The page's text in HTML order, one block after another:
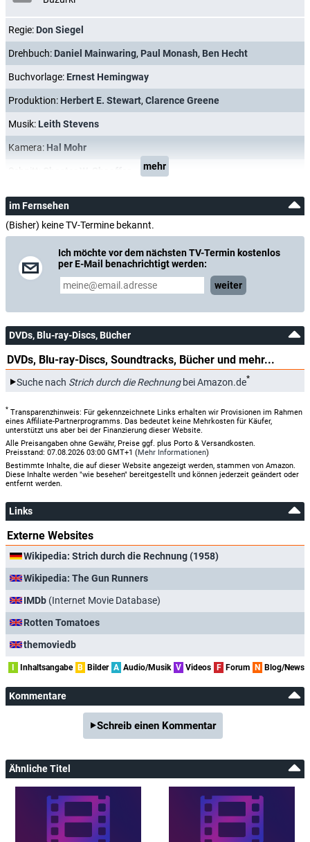
Regie: Don Siegel
Drehbuch: Daniel Mainwaring, Paul Monash, Ben Hecht
Buchvorlage: Ernest Hemingway
Produktion: Herbert E. Stewart, Clarence Greene
Musik: Leith Stevens
Kamera: Hal Mohr
mehr
im Fernsehen
(Bisher) keine TV-Termine bekannt.
Ich möchte vor dem nächsten TV-Termin kostenlos
per E-Mail benachrichtigt werden:
weiter
DVDs, Blu-ray-Discs, Bücher
DVDs, Blu-ray-Discs, Soundtracks, Bücher und mehr...
Suche nach Strich durch die Rechnungbei Amazon.de*
* Transparenzhinweis: Für gekennzeichnete Links erhalten wir Provisionen im Rahmen
eines Affiliate-Partnerprogramms. Das bedeutet keine Mehrkosten für Käufer,
unterstützt uns aber bei der Finanzierung dieser Website.
Alle Preisangaben ohne Gewähr, Preise ggf. plus Porto & Versandkosten.
Preisstand: 07.08.2026 03:00 GMT+1 (Mehr Informationen)
Bestimmte Inhalte, die auf dieser Website angezeigt werden, stammen von Amazon.
Diese Inhalte werden "wie besehen" bereitgestellt und können jederzeit geändert oder
entfernt werden.
Links
Externe Websites
Wikipedia: Strich durch die Rechnung (1958)
Wikipedia: The Gun Runners
IMDb (Internet Movie Database)
Rotten Tomatoes
themoviedb
I Inhaltsangabe B Bilder A Audio/Musik V Videos F Forum N Blog/News
Kommentare
Schreib einen Kommentar
Ähnliche Titel